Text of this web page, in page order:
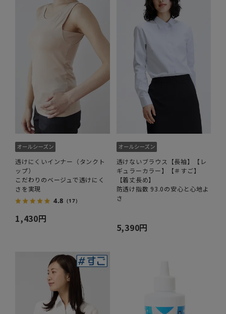
透けにくいインナー（タンクト
ップ）
こだわりのベージュで透けにく
さを実現
4.8 （17）
1,430円
透けないブラウス【長袖】【レ
ギュラーカラー】【＃すご】
【着丈長め】
防透け指数 93.0の安心と心地よ
さ
5,390円